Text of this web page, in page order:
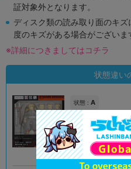
証対象外となります。
ディスク類の読み取り面のキ
度のキズがある場合がございま
※詳細につきましてはコチラ
状態違い
状態 : A
オンライン
在庫あり 11,900円 税込